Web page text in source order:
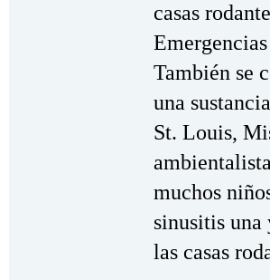
casas
También se
una
St. Louis,
muchos
sinusitis
las casas